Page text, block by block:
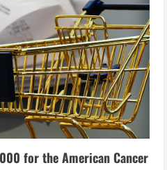
for the American Cancer